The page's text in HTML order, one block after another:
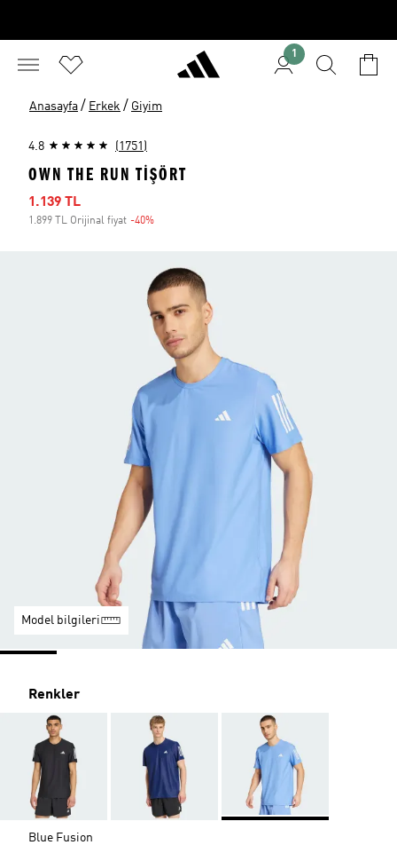
1
Anasayfa / Erkek / Giyim
4.8 (1751)
OWN THE RUN TIŞÖRT
İndirimli fiyat
1.139 TL
1.899 TL Orijinal fiyat -40%
Model bilgileri
Renkler
Blue Fusion